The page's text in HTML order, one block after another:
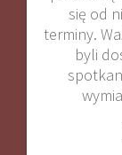
się od
terminy.
byli